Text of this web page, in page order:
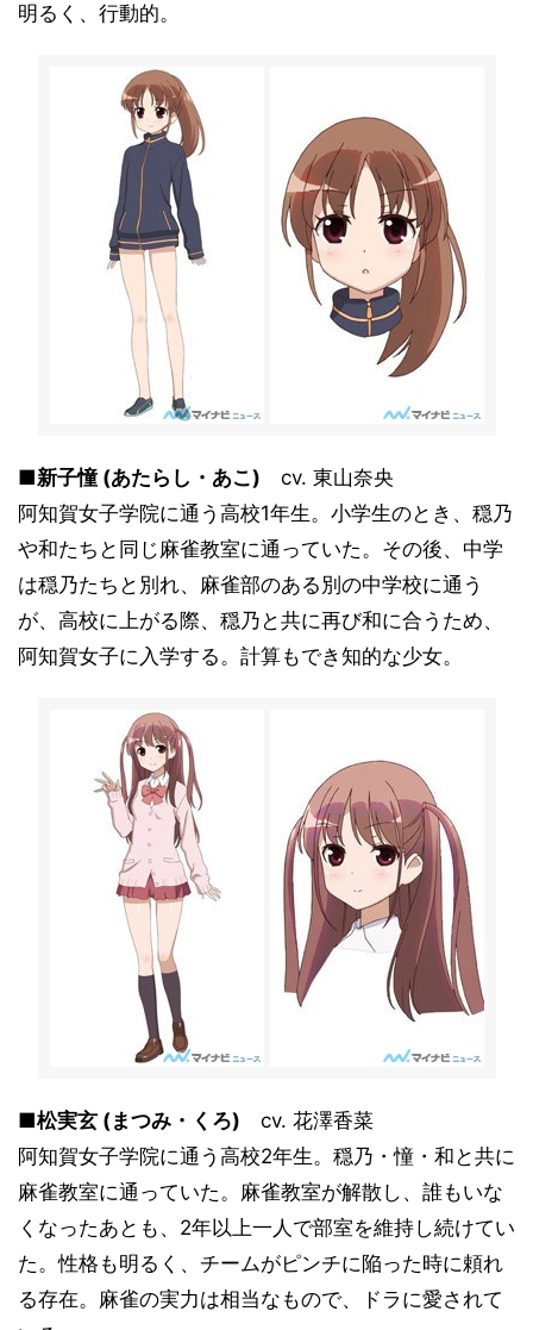
明るく、行動的。
■新子憧 (あたらし・あこ) cv. 東山奈央
阿知賀女子学院に通う高校1年生。小学生のとき、穏乃
や和たちと同じ麻雀教室に通っていた。その後、中学
は穏乃たちと別れ、麻雀部のある別の中学校に通う
が、高校に上がる際、穏乃と共に再び和に合うため、
阿知賀女子に入学する。計算もでき知的な少女。
■松実玄 (まつみ・くろ) cv. 花澤香菜
阿知賀女子学院に通う高校2年生。穏乃・憧・和と共に
麻雀教室に通っていた。麻雀教室が解散し、誰もいな
くなったあとも、2年以上一人で部室を維持し続けてい
た。性格も明るく、チームがピンチに陥った時に頼れ
る存在。麻雀の実力は相当なもので、ドラに愛されて